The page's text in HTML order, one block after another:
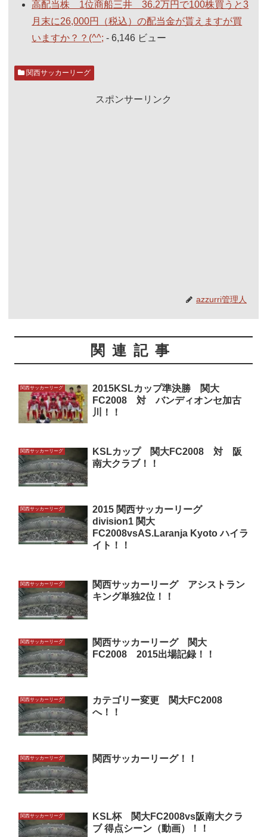
高配当株 1位商船三井 36.2万円で100株買うと3
月末に26,000円（税込）の配当金が貰えますが買
いますか？？(^^; - 6,146 ビュー
関西サッカーリーグ
スポンサーリンク
azzurri管理人
関連記事
関西サッカーリーグ
2015KSLカップ準決勝 関大
FC2008 対 バンディオンセ加古
川！！
関西サッカーリーグ
KSLカップ 関大FC2008 対 阪
南大クラブ！！
関西サッカーリーグ
2015 関西サッカーリーグ
division1 関大
FC2008vsAS.Laranja Kyoto ハイラ
イト！！
関西サッカーリーグ
関西サッカーリーグ アシストラン
キング単独2位！！
関西サッカーリーグ
関西サッカーリーグ 関大
FC2008 2015出場記録！！
関西サッカーリーグ
カテゴリー変更 関大FC2008
へ！！
関西サッカーリーグ 関西サッカーリーグ！！
関西サッカーリーグ
KSL杯 関大FC2008vs阪南大クラ
ブ 得点シーン（動画）！！